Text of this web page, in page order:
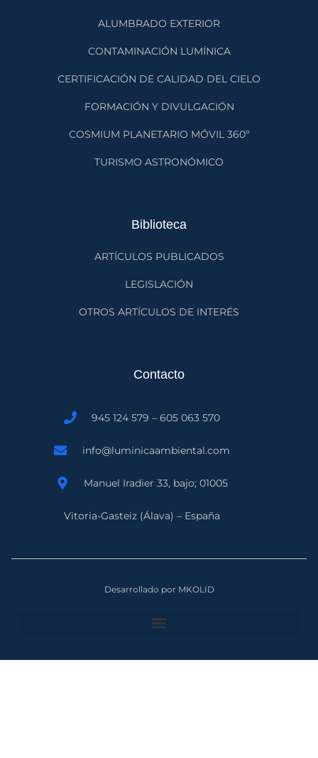
ALUMBRADO EXTERIOR
CONTAMINACIÓN LUMÍNICA
CERTIFICACIÓN DE CALIDAD DEL CIELO
FORMACIÓN Y DIVULGACIÓN
COSMIUM PLANETARIO MÓVIL 360º
TURISMO ASTRONÓMICO
Biblioteca
ARTÍCULOS PUBLICADOS
LEGISLACIÓN
OTROS ARTÍCULOS DE INTERÉS
Contacto
945 124 579 – 605 063 570
info@luminicaambiental.com
Manuel Iradier 33, bajo; 01005
Vitoria-Gasteiz (Álava) – España
Desarrollado por MKOLID